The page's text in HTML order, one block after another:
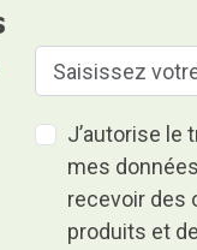
J’autorise le
mes
recevoir des
produits et